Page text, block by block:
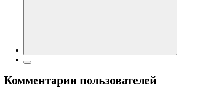
Комментарии пользователей